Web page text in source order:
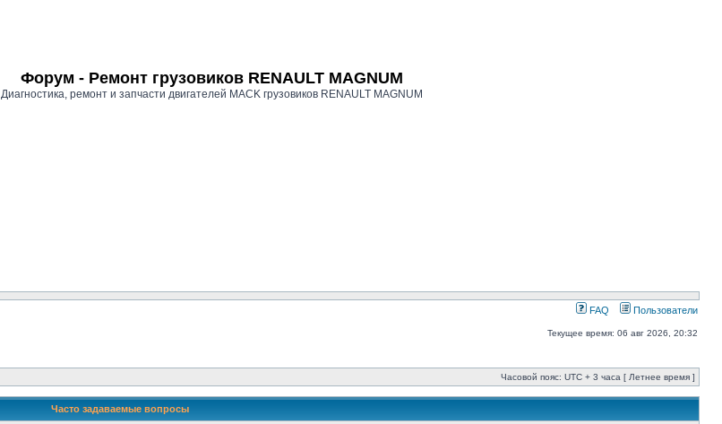
Форум - Ремонт грузовиков RENAULT MAGNUM
Диагностика, ремонт и запчасти двигателей MACK грузовиков RENAULT MAGNUM
FAQ Пользователи
Текущее время: 06 авг 2026, 20:32
Часовой пояс: UTC + 3 часа [ Летнее время ]
Часто задаваемые вопросы